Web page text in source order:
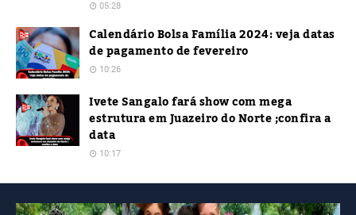
05:28
Calendário Bolsa Família 2024: veja datas
de pagamento de fevereiro
10:26
Ivete Sangalo fará show com mega
estrutura em Juazeiro do Norte ;confira a
data
10:17